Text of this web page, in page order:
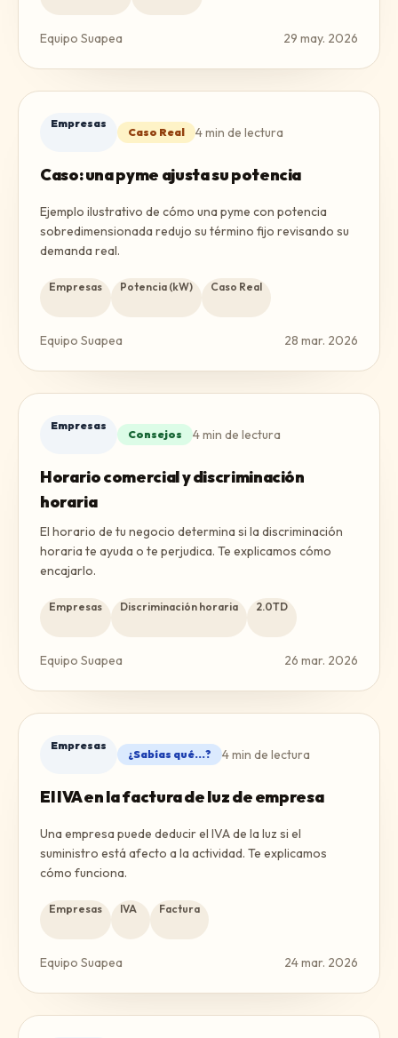
Equipo Suapea 29 may. 2026
Empresas
Caso Real 4min de lectura
Caso: una pyme ajusta su potencia
Ejemplo ilustrativo de cómo una pyme con potencia
sobredimensionada redujo su término fijo revisando su
demanda real.
Empresas Potencia (kW) Caso Real
Equipo Suapea 28 mar. 2026
Empresas
Consejos 4min de lectura
Horario comercial y discriminación
horaria
El horario de tu negocio determina si la discriminación
horaria te ayuda o te perjudica. Te explicamos cómo
encajarlo.
Empresas Discriminación horaria 2.0TD
Equipo Suapea 26 mar. 2026
Empresas
¿Sabías qué...? 4min de lectura
El IVA en la factura de luz de empresa
Una empresa puede deducir el IVA de la luz si el
suministro está afecto a la actividad. Te explicamos
cómo funciona.
Empresas IVA Factura
Equipo Suapea 24 mar. 2026